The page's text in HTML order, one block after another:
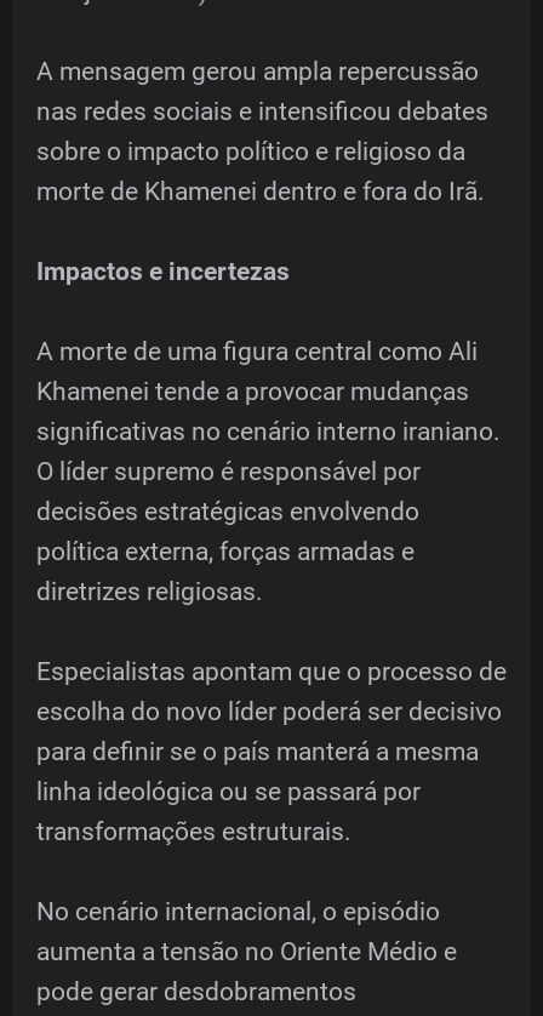
A mensagem gerou ampla repercussão
nas redes sociais e intensificou debates
sobre o impacto político e religioso da
morte de Khamenei dentro e fora do Irã.
Impactos e incertezas
A morte de uma figura central como Ali
Khamenei tende a provocar mudanças
significativas no cenário interno iraniano.
O líder supremo é responsável por
decisões estratégicas envolvendo
política externa, forças armadas e
diretrizes religiosas.
Especialistas apontam que o processo de
escolha do novo líder poderá ser decisivo
para definir se o país manterá a mesma
linha ideológica ou se passará por
transformações estruturais.
No cenário internacional, o episódio
aumenta a tensão no Oriente Médio e
pode gerar desdobramentos